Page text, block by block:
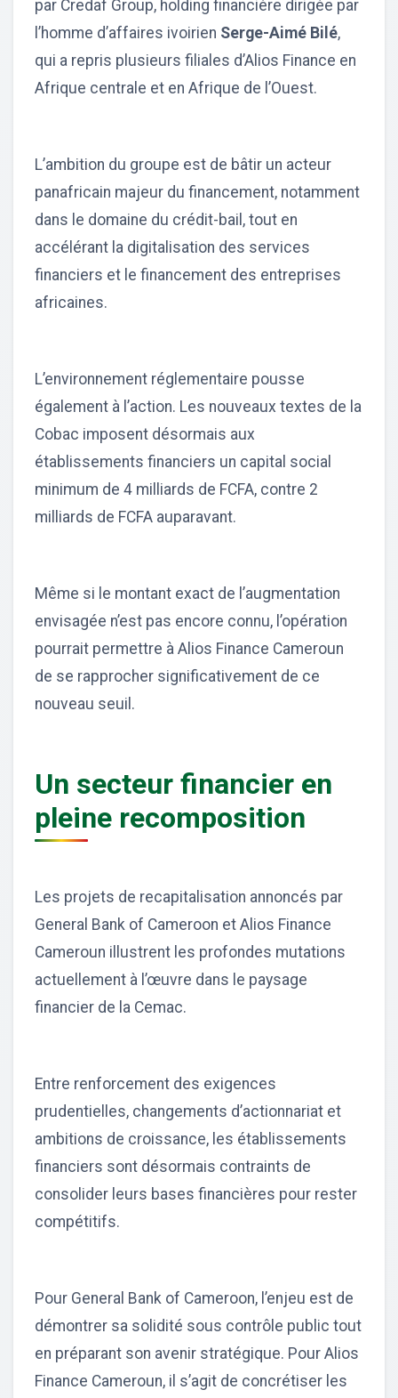
par Credaf Group, holding financière dirigée par
l’homme d’affaires ivoirien Serge-Aimé Bilé,
qui a repris plusieurs filiales d’Alios Finance en
Afrique centrale et en Afrique de l’Ouest.
L’ambition du groupe est de bâtir un acteur
panafricain majeur du financement, notamment
dans le domaine du crédit-bail, tout en
accélérant la digitalisation des services
financiers et le financement des entreprises
africaines.
L’environnement réglementaire pousse
également à l’action. Les nouveaux textes de la
Cobac imposent désormais aux
établissements financiers un capital social
minimum de 4 milliards de FCFA, contre 2
milliards de FCFA auparavant.
Même si le montant exact de l’augmentation
envisagée n’est pas encore connu, l’opération
pourrait permettre à Alios Finance Cameroun
de se rapprocher significativement de ce
nouveau seuil.
Un secteur financier en
pleine recomposition
Les projets de recapitalisation annoncés par
General Bank of Cameroon et Alios Finance
Cameroun illustrent les profondes mutations
actuellement à l’œuvre dans le paysage
financier de la Cemac.
Entre renforcement des exigences
prudentielles, changements d’actionnariat et
ambitions de croissance, les établissements
financiers sont désormais contraints de
consolider leurs bases financières pour rester
compétitifs.
Pour General Bank of Cameroon, l’enjeu est de
démontrer sa solidité sous contrôle public tout
en préparant son avenir stratégique. Pour Alios
Finance Cameroun, il s’agit de concrétiser les